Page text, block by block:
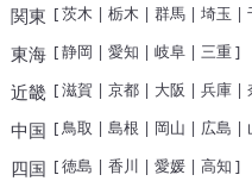
関東 [茨木 | 栃木 | 群馬| 埼玉 |
東海[静岡 | 愛知 | 岐阜| 三重]
近畿[滋賀 | 京都| 大阪 | 兵庫|
中国 [鳥取 | 島根 | 岡山 | 広島 |
四国 [徳島 | 香川 | 愛媛| 高知 ]